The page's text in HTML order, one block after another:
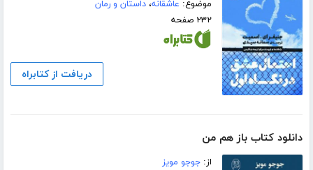
موضوع: عاشقانه،داستان و رمان
۲۳۲ صفحه
دریافت از کتابراه
دانلود کتاب باز هم من
از:جوجو مویز